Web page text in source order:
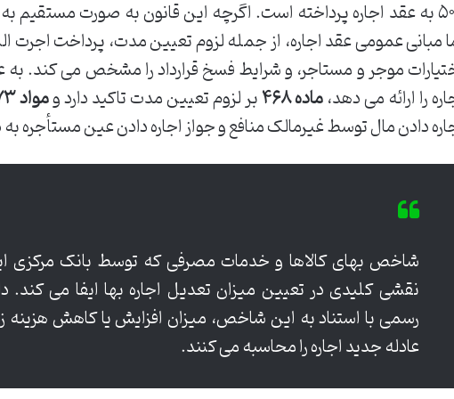
۵۰۶ به عقد اجاره پرداخته است. اگرچه این قانون به صورت مستقیم
مبانی عمومی عقد اجاره، از جمله لزوم تعیین مدت، پرداخت اجرت
موجر و مستاجر، و شرایط فسخ قرارداد را مشخص می کند. به
را ارائه می دهد،ماده ۴۶۸ بر لزوم تعیین مدت تاکید دارد ومواد ۴۷۳ و ۴۷۴
دادن مال توسط غیرمالک منافع و جواز اجاره دادن عین مستأجره به
شاخص بهای کالاها و خدمات مصرفی که توسط بانک مرکزی
نقشی کلیدی در تعیین میزان تعدیل اجاره بها ایفا می کند.
رسمی با استناد به این شاخص، میزان افزایش یا کاهش هزینه
عادله جدید اجاره را محاسبه می کنند.